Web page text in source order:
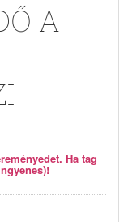
A
Ha tag